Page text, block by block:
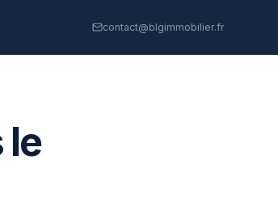
contact@blgimmobilier.fr
le